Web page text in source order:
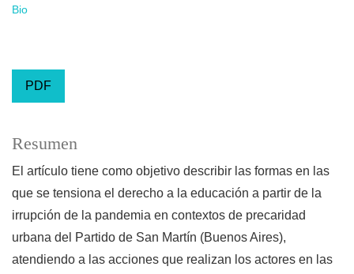
Bio
PDF
Resumen
El artículo tiene como objetivo describir las formas en las
que se tensiona el derecho a la educación a partir de la
irrupción de la pandemia en contextos de precaridad
urbana del Partido de San Martín (Buenos Aires),
atendiendo a las acciones que realizan los actores en las